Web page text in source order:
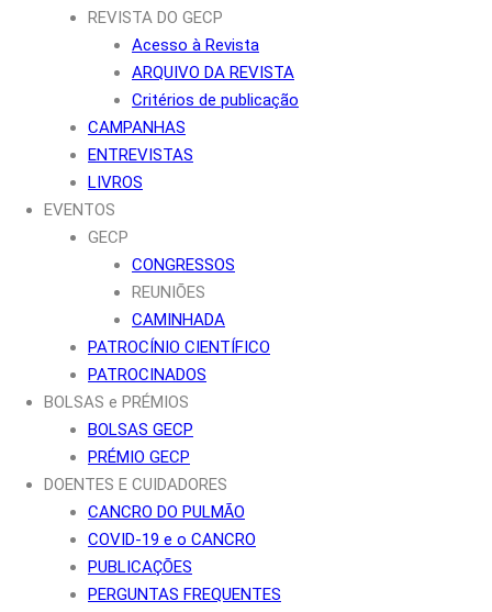
REVISTA DO GECP
Acesso à Revista
ARQUIVO DA REVISTA
Critérios de publicação
CAMPANHAS
ENTREVISTAS
LIVROS
EVENTOS
GECP
CONGRESSOS
REUNIÕES
CAMINHADA
PATROCÍNIO CIENTÍFICO
PATROCINADOS
BOLSAS e PRÉMIOS
BOLSAS GECP
PRÉMIO GECP
DOENTES E CUIDADORES
CANCRO DO PULMÃO
COVID-19 e o CANCRO
PUBLICAÇÕES
PERGUNTAS FREQUENTES